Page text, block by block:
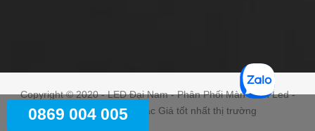
Copyright © 2020 - LED Đại Nam - Phân Phối Màn Hình Led -
Màn Hình Tương Tác Giá tốt nhất thị trường
0869 004 005